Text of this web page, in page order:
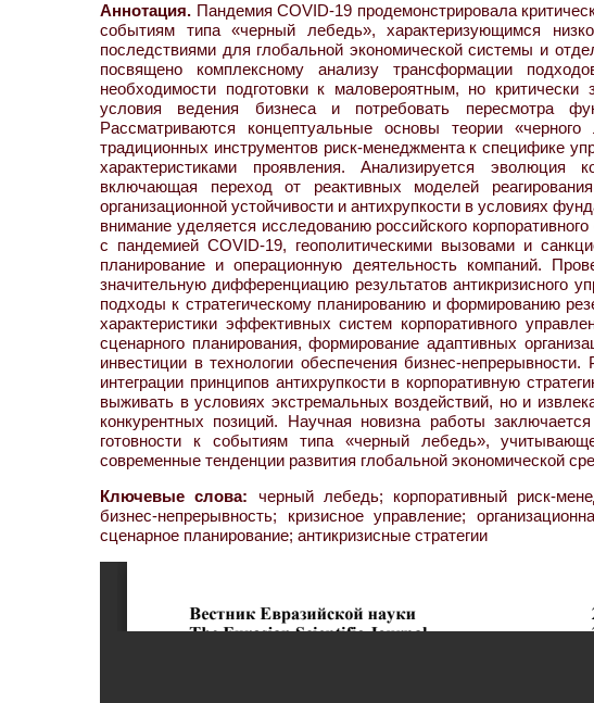
Аннотация. Пандемия COVID-19 продемонстрировала
событиям типа «черный лебедь», характеризующимся
последствиями для глобальной экономической системы и
посвящено комплексному анализу трансформации
необходимости подготовки к маловероятным, но
условия ведения бизнеса и потребовать пересмотра
Рассматриваются концептуальные основы теории
традиционных инструментов риск-менеджмента к специфике
характеристиками проявления. Анализируется эволюция
включающая переход от реактивных моделей
организационной устойчивости и антихрупкости в условиях
внимание уделяется исследованию российского
с пандемией COVID-19, геополитическими вызовами и
планирование и операционную деятельность компаний.
значительную дифференциацию результатов антикризисного
подходы к стратегическому планированию и формированию
характеристики эффективных систем корпоративного
сценарного планирования, формирование адаптивных
инвестиции в технологии обеспечения бизнес-
интеграции принципов антихрупкости в корпоративную
выживать в условиях экстремальных воздействий, но и
конкурентных позиций. Научная новизна работы
готовности к событиям типа «черный лебедь»,
современные тенденции развития глобальной экономической
Ключевые слова: черный лебедь; корпоративный риск-
бизнес-непрерывность; кризисное управление;
сценарное планирование; антикризисные стратегии